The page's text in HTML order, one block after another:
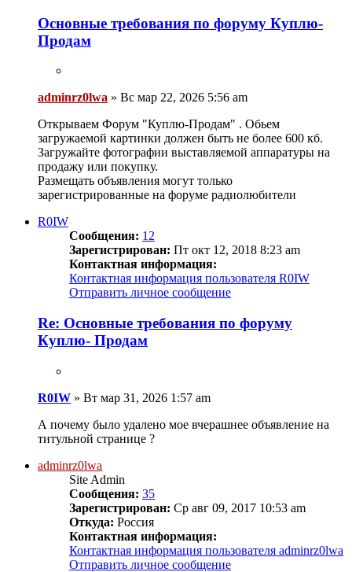
Основные требования по форуму Куплю-
Продам
adminrz0lwa » Вс мар 22, 2026 5:56 am
Открываем Форум "Куплю-Продам" . Обьем
загружаемой картинки должен быть не более 600 кб.
Загружайте фотографии выставляемой аппаратуры на
продажу или покупку.
Размещать объявления могут только
зарегистрированные на форуме радиолюбители
R0IW
Сообщения: 12
Зарегистрирован: Пт окт 12, 2018 8:23 am
Контактная информация:
Контактная информация пользователя R0IW
Отправить личное сообщение
Re: Основные требования по форуму
Куплю- Продам
R0IW » Вт мар 31, 2026 1:57 am
А почему было удалено мое вчерашнее объявление на
титульной странице ?
adminrz0lwa
Site Admin
Сообщения: 35
Зарегистрирован: Ср авг 09, 2017 10:53 am
Откуда: Россия
Контактная информация:
Контактная информация пользователя adminrz0lwa
Отправить личное сообщение